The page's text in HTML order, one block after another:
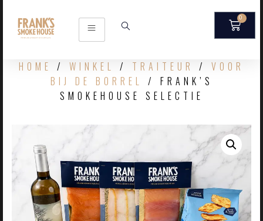
0
HOME / WINKEL / TRAITEUR / VOOR
BIJ DE BORREL
/ FRANK’S
SMOKEHOUSE SELECTIE